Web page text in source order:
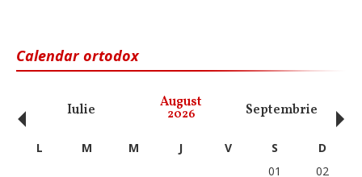
Calendar ortodox
Iulie August
2026 Septembrie
‹ L M M J V S
D
01
02